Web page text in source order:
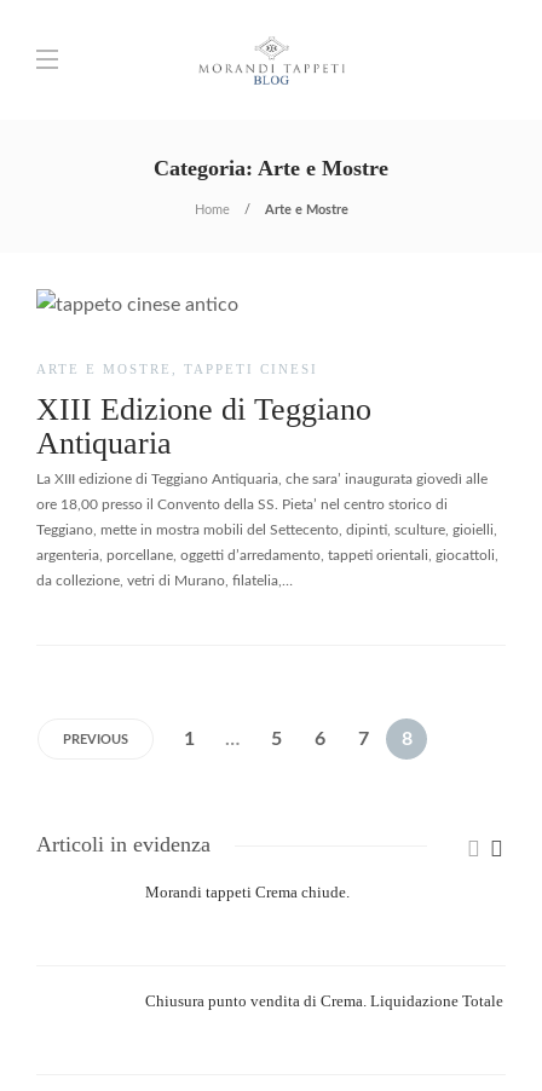
Categoria: Arte e Mostre
Home Arte e Mostre
ARTE E MOSTRE , TAPPETI CINESI
XIII Edizione di Teggiano
Antiquaria
La XIII edizione di Teggiano Antiquaria, che sara’ inaugurata giovedì alle
ore 18,00 presso il Convento della SS. Pieta’ nel centro storico di
Teggiano, mette in mostra mobili del Settecento, dipinti, sculture, gioielli,
argenteria, porcellane, oggetti d’arredamento, tappeti orientali, giocattoli,
da collezione, vetri di Murano, filatelia,…
PREVIOUS 1 … 5 6 7 8
Articoli in evidenza
Morandi tappeti Crema chiude.
Chiusura punto vendita di Crema. Liquidazione Totale